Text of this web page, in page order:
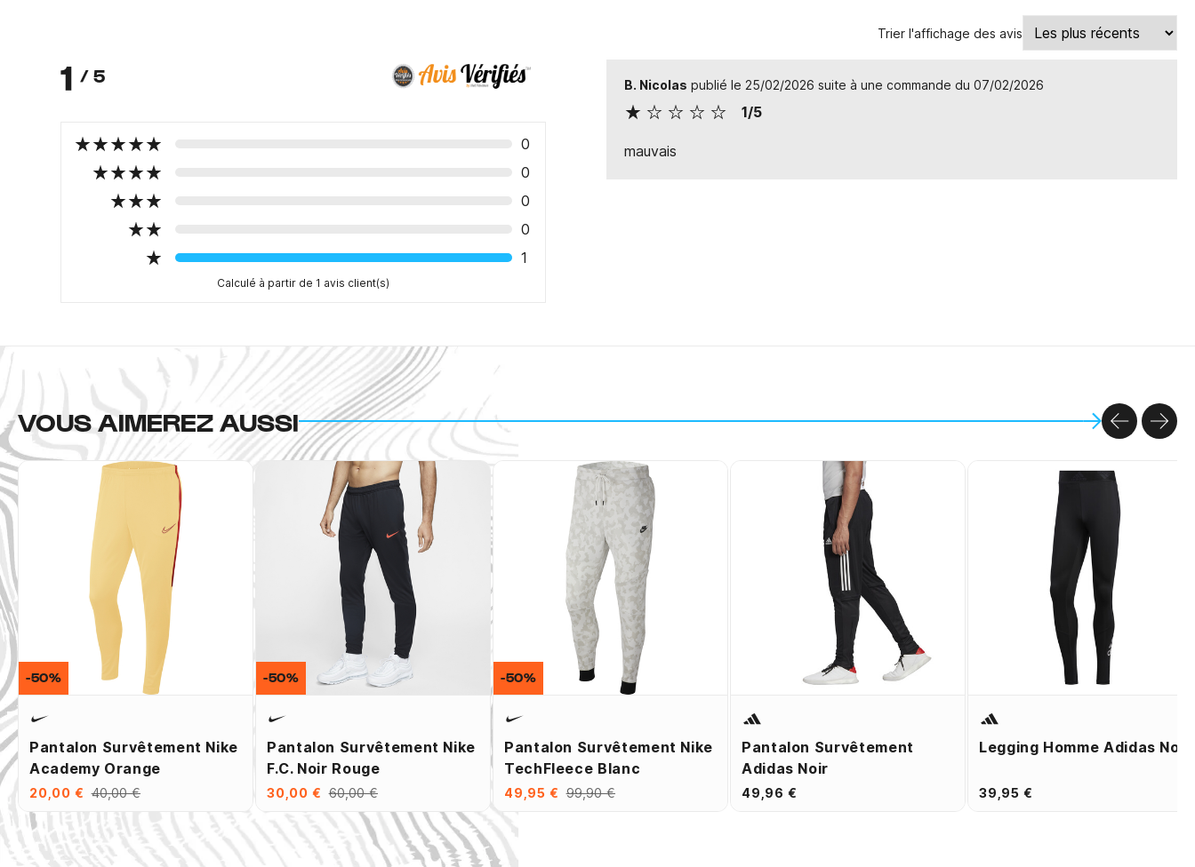
1 / 5
0
0
0
0
1
Calculé à partir de 1 avis client(s)
Trier l'affichage des avis
B. Nicolas publié le 25/02/2026 suite à une commande du 07/02/2026
1/5
mauvais
VOUS AIMEREZ AUSSI
Pantalon Survêtement Nike
Academy Orange
20,00 € 40,00 €
-50%
Pantalon Survêtement Nike
F.C. Noir Rouge
30,00 € 60,00 €
-50%
Pantalon Survêtement Nike
TechFleece Blanc
49,95 € 99,90 €
-50%
Pantalon Survêtement
Adidas Noir
49,96 €
Legging Homme Adidas Noir
39,95 €